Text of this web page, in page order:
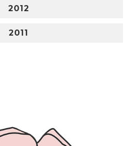
2012
2011